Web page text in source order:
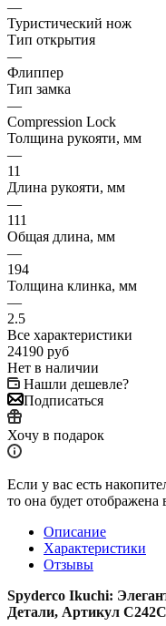
—
Туристический нож
Тип открытия
—
Флиппер
Тип замка
—
Compression Lock
Толщина рукояти, мм
—
11
Длина рукояти, мм
—
111
Общая длина, мм
—
194
Толщина клинка, мм
—
2.5
Все характеристики
24190 руб
Нет в наличии
Нашли дешевле?
Подписаться
Хочу в подарок
Если у вас есть
то она будет отображена
Описание
Характеристики
Отзывы
Spyderco Ikuchi:
Детали, Артикул